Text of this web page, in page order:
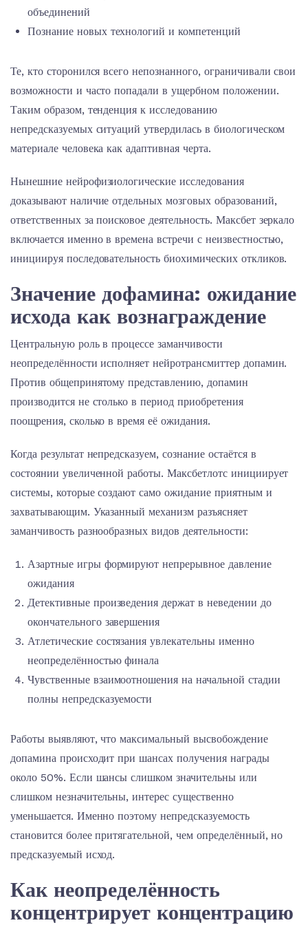
объединений
Познание новых технологий и компетенций
Те, кто сторонился всего непознанного, ограничивали свои
возможности и часто попадали в ущербном положении.
Таким образом, тенденция к исследованию
непредсказуемых ситуаций утвердилась в биологическом
материале человека как адаптивная черта.
Нынешние нейрофизиологические исследования
доказывают наличие отдельных мозговых образований,
ответственных за поисковое деятельность. Максбет зеркало
включается именно в времена встречи с неизвестностью,
инициируя последовательность биохимических откликов.
Значение дофамина: ожидание
исхода как вознаграждение
Центральную роль в процессе заманчивости
неопределённости исполняет нейротрансмиттер допамин.
Против общепринятому представлению, допамин
производится не столько в период приобретения
поощрения, сколько в время её ожидания.
Когда результат непредсказуем, сознание остаётся в
состоянии увеличенной работы. Максбетлотс инициирует
системы, которые создают само ожидание приятным и
захватывающим. Указанный механизм разъясняет
заманчивость разнообразных видов деятельности:
Азартные игры формируют непрерывное давление
ожидания
Детективные произведения держат в неведении до
окончательного завершения
Атлетические состязания увлекательны именно
неопределённостью финала
Чувственные взаимоотношения на начальной стадии
полны непредсказуемости
Работы выявляют, что максимальный высвобождение
допамина происходит при шансах получения награды
около 50%. Если шансы слишком значительны или
слишком незначительны, интерес существенно
уменьшается. Именно поэтому непредсказуемость
становится более притягательной, чем определённый, но
предсказуемый исход.
Как неопределённость
концентрирует концентрацию